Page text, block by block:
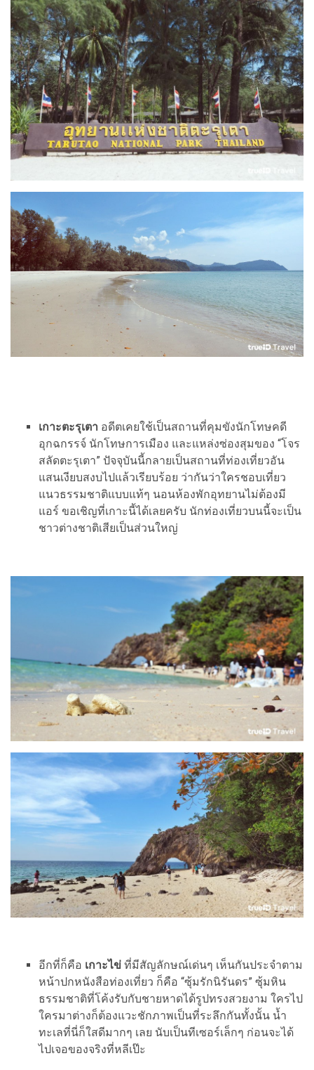
เกาะตะรุเตา อดีตเคยใช้เป็นสถานที่คุมขังนักโทษคดี
อุกฉกรรจ์ นักโทษการเมือง และแหล่งซ่องสุมของ “โจร
สลัดตะรุเตา” ปัจจุบันนี้กลายเป็นสถานที่ท่องเที่ยวอัน
แสนเงียบสงบไปแล้วเรียบร้อย ว่ากันว่าใครชอบเที่ยว
แนวธรรมชาติแบบแท้ๆ นอนห้องพักอุทยานไม่ต้องมี
แอร์ ขอเชิญที่เกาะนี้ได้เลยครับ นักท่องเที่ยวบนนี้จะเป็น
ชาวต่างชาติเสียเป็นส่วนใหญ่
อีกที่ก็คือ เกาะไข่ ที่มีสัญลักษณ์เด่นๆ เห็นกันประจำตาม
หน้าปกหนังสือท่องเที่ยว ก็คือ “ซุ้มรักนิรันดร” ซุ้มหิน
ธรรมชาติที่โค้งรับกับชายหาดได้รูปทรงสวยงาม ใครไป
ใครมาต่างก็ต้องแวะชักภาพเป็นที่ระลึกกันทั้งนั้น น้ำ
ทะเลที่นี่ก็ใสดีมากๆ เลย นับเป็นทีเซอร์เล็กๆ ก่อนจะได้
ไปเจอของจริงที่หลีเป๊ะ